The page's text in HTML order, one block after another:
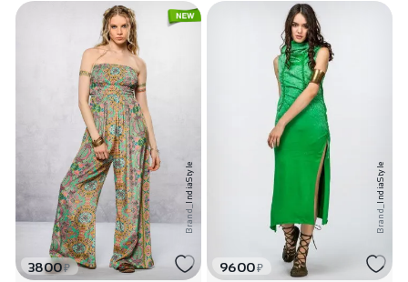
Корзина покупок пуста..
Brand_
IndiaStyle
3800₽
Brand_
IndiaStyle
9600₽